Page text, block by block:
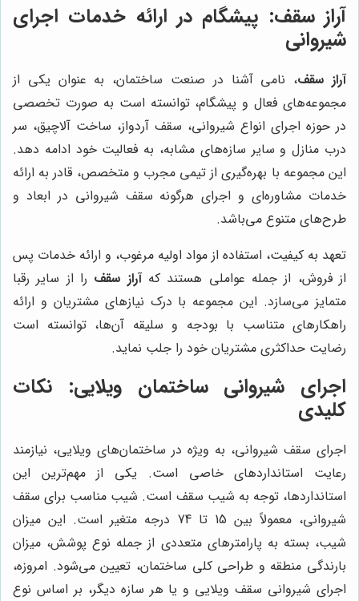
آراز سقف: پیشگام در ارائه خدمات اجرای
شیروانی
آراز سقف، نامی آشنا در صنعت ساختمان، به عنوان یکی از
مجموعه‌های فعال و پیشگام، توانسته است به صورت تخصصی
در حوزه اجرای انواع شیروانی، سقف آردواز، ساخت آلاچیق، سر
درب منازل و سایر سازه‌های مشابه، به فعالیت خود ادامه دهد.
این مجموعه با بهره‌گیری از تیمی مجرب و متخصص، قادر به ارائه
خدمات مشاوره‌ای و اجرای هرگونه سقف شیروانی در ابعاد و
طرح‌های متنوع می‌باشد.
تعهد به کیفیت، استفاده از مواد اولیه مرغوب، و ارائه خدمات پس
از فروش، از جمله عواملی هستند کهآراز سقف را از سایر رقبا
متمایز می‌سازد. این مجموعه با درک نیازهای مشتریان و ارائه
راهکارهای متناسب با بودجه و سلیقه آن‌ها، توانسته است
رضایت حداکثری مشتریان خود را جلب نماید.
اجرای شیروانی ساختمان ویلایی: نکات
کلیدی
اجرای سقف شیروانی، به ویژه در ساختمان‌های ویلایی، نیازمند
رعایت استانداردهای خاصی است. یکی از مهم‌ترین این
استانداردها، توجه به شیب سقف است. شیب مناسب برای سقف
شیروانی، معمولاً بین 15 تا 74 درجه متغیر است. این میزان
شیب، بسته به پارامترهای متعددی از جمله نوع پوشش، میزان
بارندگی منطقه و طراحی کلی ساختمان، تعیین می‌شود. امروزه،
اجرای شیروانی سقف ویلایی و یا هر سازه دیگر، بر اساس نوع